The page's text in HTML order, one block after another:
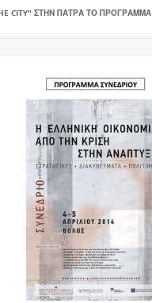
CITY" ΣΤΗΝ ΠΆΤΡΑ ΤΟ